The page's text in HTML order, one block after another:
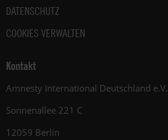
DATENSCHUTZ
COOKIES VERWALTEN
Kontakt
Amnesty International Deutschland e.V.
Sonnenallee 221 C
12059 Berlin